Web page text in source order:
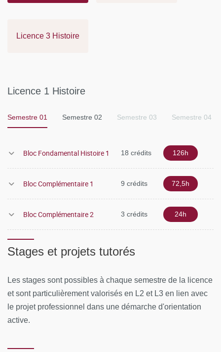
d'acquérir une spécialisation disciplinaire et de s'initier
historique.
d'ouverture et aux stages.
Licence 3 Histoire
Licence 1 Histoire
Semestre 01 Semestre 02 Semestre 03 Semestre 04
Bloc Fondamental Histoire 1 18 crédits 126h
Bloc Complémentaire 1 9 crédits 72,5h
Bloc Complémentaire 2 3 crédits 24h
Stages et projets tutorés
Les stages sont possibles à chaque semestre de la licence
et sont particulièrement valorisés en L2 et L3 en lien avec
le projet professionnel dans une démarche d'orientation
active.